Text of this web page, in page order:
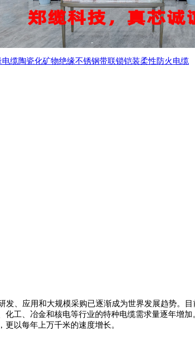
电缆陶瓷化矿物绝缘不锈钢带联锁铠装柔性防火电缆
发、应用和大规模采购已逐渐成为世界发展趋势
工、冶金和核电等行业的特种电缆需求量逐年增
以每年上万千米的速度增长。